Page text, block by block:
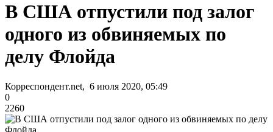
В США отпустили под залог
одного из обвиняемых по
делу Флойда
Корреспондент.net, 6 июля 2020, 05:49
0
2260